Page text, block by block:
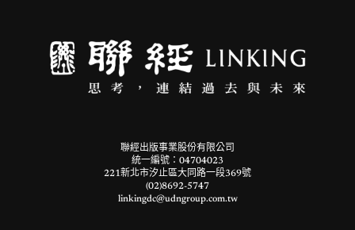
聯經出版事業股份有限公司
統一編號：04704023
221新北市汐止區大同路一段369號
(02)8692-5747
linkingdc@udngroup.com.tw